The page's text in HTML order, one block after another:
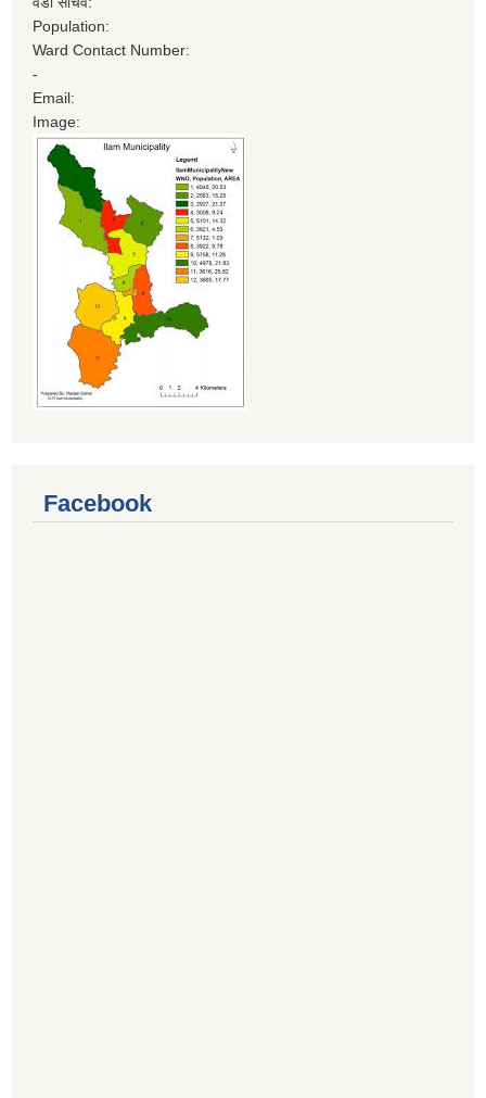
Population:
Ward Contact Number:
-
Email:
Image:
Facebook